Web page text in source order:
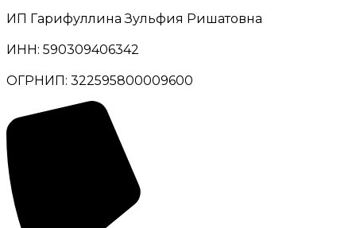
ИП Гарифуллина Зульфия Ришатовна
ИНН: 590309406342
ОГРНИП: 322595800009600